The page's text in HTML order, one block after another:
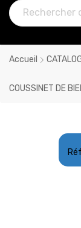
Accueil
COUSSINET DE